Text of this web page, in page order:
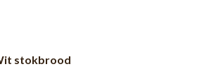
stokbrood